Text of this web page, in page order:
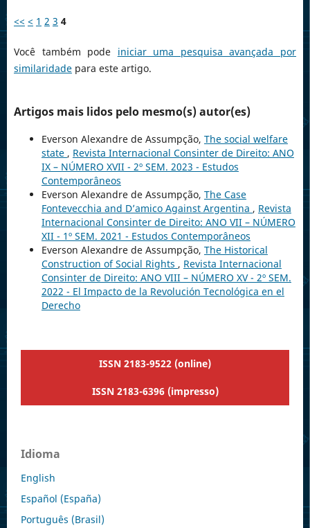
<< < 1 2 3 4
Você também pode iniciar uma pesquisa avançada por
similaridadepara este artigo.
Artigos mais lidos pelo mesmo(s) autor(es)
Everson Alexandre de Assumpção, The social welfare
state , Revista Internacional Consinter de Direito: ANO
IX – NÚMERO XVII - 2º SEM. 2023 - Estudos
Contemporâneos
Everson Alexandre de Assumpção, The Case
Fontevecchia and D’amico Against Argentina , Revista
Internacional Consinter de Direito: ANO VII – NÚMERO
XII - 1º SEM. 2021 - Estudos Contemporâneos
Everson Alexandre de Assumpção, The Historical
Construction of Social Rights , Revista Internacional
Consinter de Direito: ANO VIII – NÚMERO XV - 2º SEM.
2022 - El Impacto de la Revolución Tecnológica en el
Derecho
ISSN 2183-9522 (online)
ISSN 2183-6396 (impresso)
Idioma
English
Español (España)
Português (Brasil)